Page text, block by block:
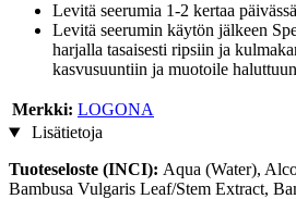
Levitä seerumia 1-2 kertaa
Levitä seerumin käytön jälkeen
harjalla tasaisesti ripsiin ja
kasvusuuntiin ja muotoile
Merkki: LOGONA
Lisätietoja
Tuoteseloste (INCI): Aqua (Water),
Bambusa Vulgaris Leaf/Stem Extract,